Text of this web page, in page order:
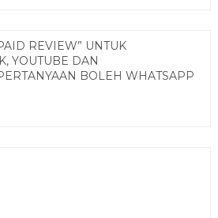
REVIEW” UNTUK
YOUTUBE DAN
BOLEH WHATSAPP